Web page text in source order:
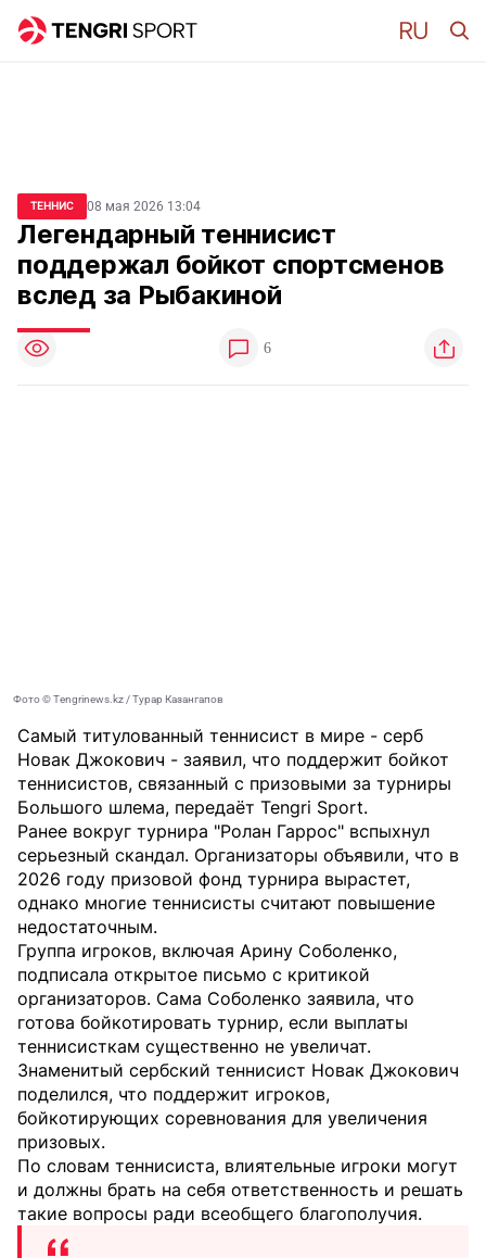
ТЕННИС 08 мая 2026 13:04
Легендарный теннисист
поддержал бойкот спортсменов
вслед за Рыбакиной
6
Фото © Tengrinews.kz / Турар Казангапов
Самый титулованный теннисист в мире - серб
Новак Джокович - заявил, что поддержит бойкот
теннисистов, связанный с призовыми за турниры
Большого шлема, передаёт Tengri Sport.
Ранее вокруг турнира "Ролан Гаррос" вспыхнул
серьезный скандал. Организаторы объявили, что в
2026 году призовой фонд турнира вырастет,
однако многие теннисисты считают повышение
недостаточным.
Группа игроков, включая Арину Соболенко,
подписала открытое письмо с критикой
организаторов. Сама Соболенко заявила, что
готова бойкотировать турнир, если выплаты
теннисисткам существенно не увеличат.
Знаменитый сербский теннисист Новак Джокович
поделился, что поддержит игроков,
бойкотирующих соревнования для увеличения
призовых.
По словам теннисиста, влиятельные игроки могут
и должны брать на себя ответственность и решать
такие вопросы ради всеобщего благополучия.